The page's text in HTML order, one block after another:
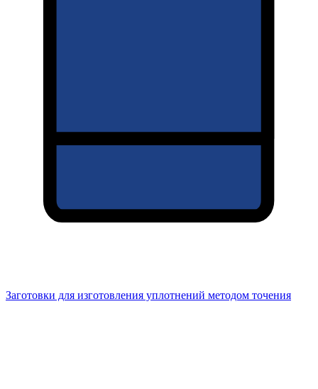
Заготовки для изготовления уплотнений методом точения